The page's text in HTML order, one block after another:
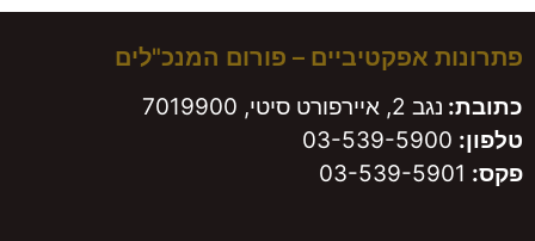
פתרונות אפקטיביים – פורום המנכ"לים
כתובת: נגב 2, איירפורט סיטי, 7019900
טלפון: 03-539-5900
פקס: